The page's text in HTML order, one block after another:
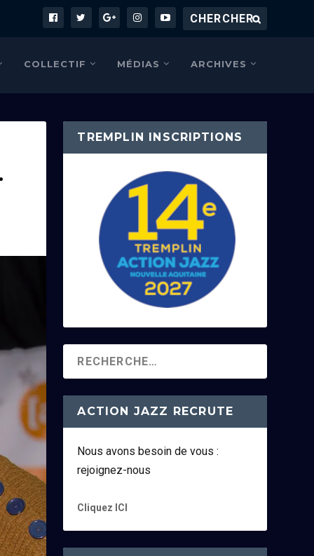
COLLECTIF MÉDIAS ARCHIVES
TREMPLIN INSCRIPTIONS
ACTION JAZZ RECRUTE
Nous avons besoin de vous :
rejoignez-nous
Cliquez ICI